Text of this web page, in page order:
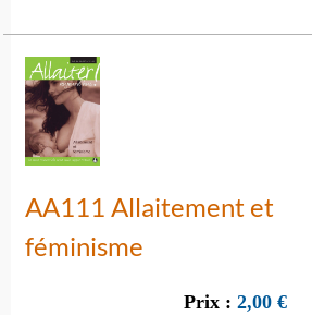
AA111 Allaitement et
féminisme
Prix : 2,00 €